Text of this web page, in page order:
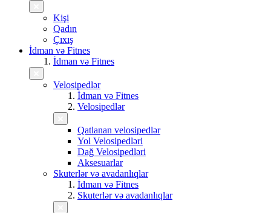
Kişi
Qadın
Çıxış
İdman və Fitnes
İdman və Fitnes
Velosipedlər
İdman və Fitnes
Velosipedlər
Qatlanan velosipedlər
Yol Velosipedləri
Dağ Velosipedləri
Aksesuarlar
Skuterlər və avadanlıqlar
İdman və Fitnes
Skuterlər və avadanlıqlar